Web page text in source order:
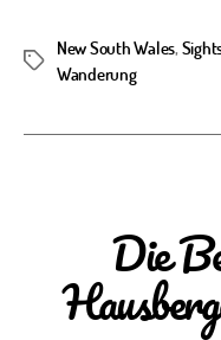
Schlagwörter
New South Wales,
Wanderung
Die